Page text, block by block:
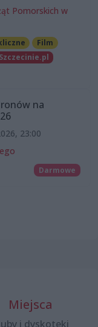
Pomorskich w
Film
na
23:00
Darmowe
Miejsca
i dyskoteki